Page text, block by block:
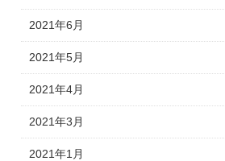
2021年6月
2021年5月
2021年4月
2021年3月
2021年1月